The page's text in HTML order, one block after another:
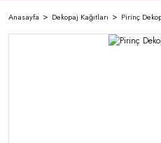
Anasayfa Dekopaj Kağıtları Pirinç